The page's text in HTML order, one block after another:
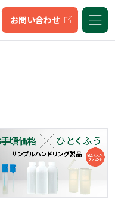
キーワード検索
お問い合わせ